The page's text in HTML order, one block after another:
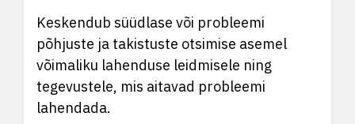
Keskendub süüdlase või probleemi
põhjuste ja takistuste otsimise asemel
võimaliku lahenduse leidmisele ning
tegevustele, mis aitavad probleemi
lahendada.